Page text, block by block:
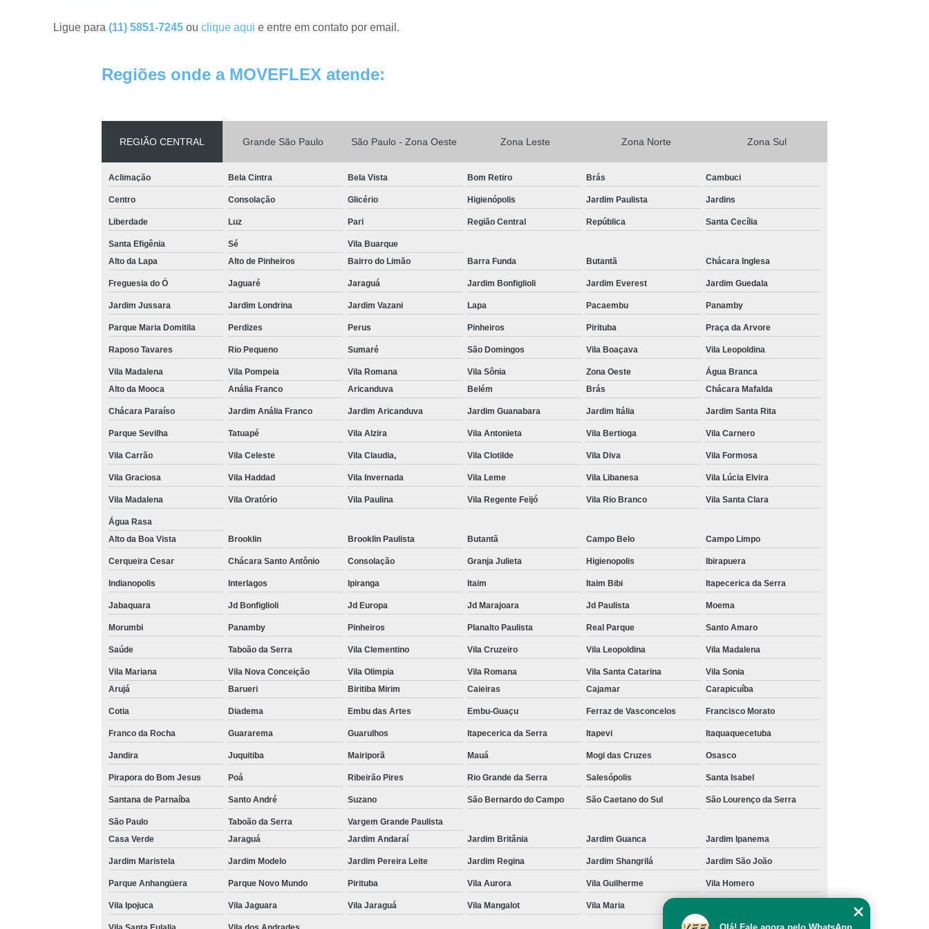
Ligue para(11) 5851-7245ouclique aqui e entre em contato por email.
Regiões onde a MOVEFLEX atende:
REGIÃO CENTRAL Grande São Paulo São Paulo - Zona Oeste Zona Leste Zona Norte Zona Sul
Aclimação Bela Cintra Bela Vista Bom Retiro Brás Cambuci
Centro Consolação Glicério Higienópolis Jardim Paulista Jardins
Liberdade Luz Pari Região Central República Santa Cecília
Santa Efigênia Sé
Vila Buarque
Alto da Lapa
Alto de Pinheiros Bairro do Limão Barra Funda Butantã Chácara Inglesa
Freguesia do Ó Jaguaré Jaraguá Jardim Bonfiglioli Jardim Everest Jardim Guedala
Jardim Jussara Jardim Londrina Jardim Vazani Lapa Pacaembu Panamby
Parque Maria Domitila Perdizes Perus Pinheiros Pirituba Praça da Arvore
Raposo Tavares Rio Pequeno Sumaré São Domingos Vila Boaçava Vila Leopoldina
Vila Madalena Vila Pompeia Vila Romana Vila Sônia Zona Oeste
Água Branca
Alto da Mooca
Anália Franco Aricanduva Belém Brás Chácara Mafalda
Chácara Paraíso Jardim Anália Franco Jardim Aricanduva Jardim Guanabara Jardim Itália Jardim Santa Rita
Parque Sevilha Tatuapé Vila Alzira Vila Antonieta Vila Bertioga Vila Carnero
Vila Carrão Vila Celeste Vila Claudia, Vila Clotilde Vila Diva Vila Formosa
Vila Graciosa Vila Haddad Vila Invernada Vila Leme Vila Libanesa Vila Lúcia Elvira
Vila Madalena Vila Oratório Vila Paulina Vila Regente Feijó Vila Rio Branco Vila Santa Clara
Água Rasa
Alto da Boa Vista
Brooklin Brooklin Paulista Butantã Campo Belo Campo Limpo
Cerqueira Cesar Chácara Santo Antônio Consolação Granja Julieta Higienopolis Ibirapuera
Indianopolis Interlagos Ipiranga Itaim Itaim Bibi Itapecerica da Serra
Jabaquara Jd Bonfiglioli Jd Europa Jd Marajoara Jd Paulista Moema
Morumbi Panamby Pinheiros Planalto Paulista Real Parque Santo Amaro
Saúde Taboão da Serra Vila Clementino Vila Cruzeiro Vila Leopoldina Vila Madalena
Vila Mariana Vila Nova Conceição Vila Olimpia Vila Romana Vila Santa Catarina
Vila Sonia
Arujá
Barueri Biritiba Mirim Caieiras Cajamar Carapicuíba
Cotia Diadema Embu das Artes Embu-Guaçu Ferraz de Vasconcelos Francisco Morato
Franco da Rocha Guararema Guarulhos Itapecerica da Serra Itapevi Itaquaquecetuba
Jandira Juquitiba Mairiporã Mauá Mogi das Cruzes Osasco
Pirapora do Bom Jesus Poá Ribeirão Pires Rio Grande da Serra Salesópolis Santa Isabel
Santana de Parnaíba Santo André Suzano São Bernardo do Campo São Caetano do Sul São Lourenço da Serra
São Paulo Taboão da Serra
Vargem Grande Paulista
Casa Verde
Jaraguá Jardim Andaraí Jardim Britânia Jardim Guanca Jardim Ipanema
Jardim Maristela Jardim Modelo Jardim Pereira Leite Jardim Regina Jardim Shangrilá Jardim São João
Parque Anhangüera Parque Novo Mundo Pirituba Vila Aurora Vila Guilherme Vila Homero
Vila Ipojuca Vila Jaguara Vila Jaraguá Vila Mangalot Vila Maria